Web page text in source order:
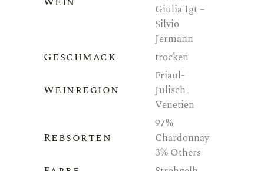
Giulia Igt –
Silvio
Jermann
Geschmack trocken
Weinregion
Friaul-
Julisch
Venetien
Rebsorten
97%
Chardonnay
3% Others